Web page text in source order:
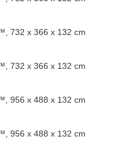
732 x 366 x 132 cm
732 x 366 x 132 cm
956 x 488 x 132 cm
956 x 488 x 132 cm